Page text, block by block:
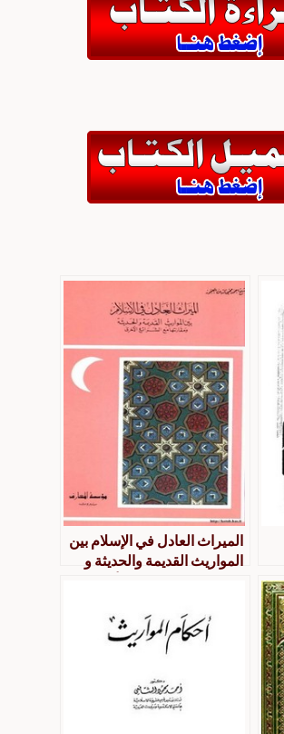
الميراث العادل في الإسلام بين
المواريث القديمة والحديثة و